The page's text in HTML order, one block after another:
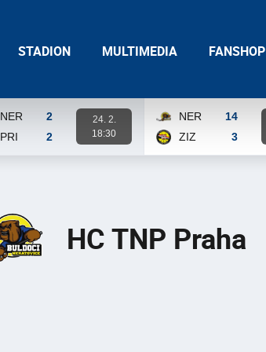
STADION MULTIMEDIA FANSHOP
NER
2
PRI
2
24. 2.
18:30
NER
14
ZIZ
3
HC TNP Praha